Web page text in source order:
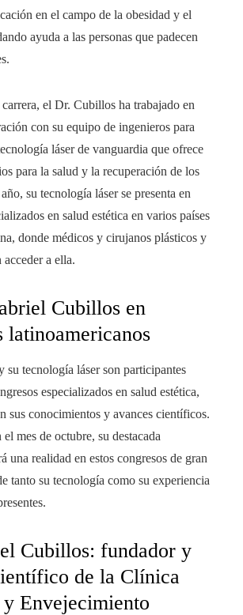
en el campo de la obesidad y el
ayuda a las personas que padecen
el Dr. Cubillos ha trabajado en
con su equipo de ingenieros para
láser de vanguardia que ofrece
para la salud y la recuperación de los
su tecnología láser se presenta en
en salud estética en varios países
donde médicos y cirujanos plásticos y
acceder a ella.
Cubillos en
latinoamericanos
tecnología láser son participantes
especializados en salud estética,
sus conocimientos y avances científicos.
mes de octubre, su destacada
una realidad en estos congresos de gran
tanto su tecnología como su experiencia
Cubillos: fundador y
de la Clínica
y Envejecimiento